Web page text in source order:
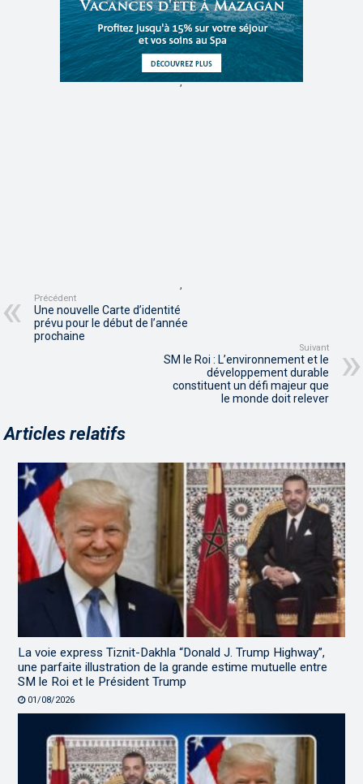
,
,
Précédent
Une nouvelle Carte d’identité
prévu pour le début de l’année
prochaine
Suivant
SM le Roi : L’environnement et le
développement durable
constituent un défi majeur que
le monde doit relever
Articles relatifs
La voie express Tiznit-Dakhla “Donald J. Trump Highway”,
une parfaite illustration de la grande estime mutuelle entre
SM le Roi et le Président Trump
01/08/2026